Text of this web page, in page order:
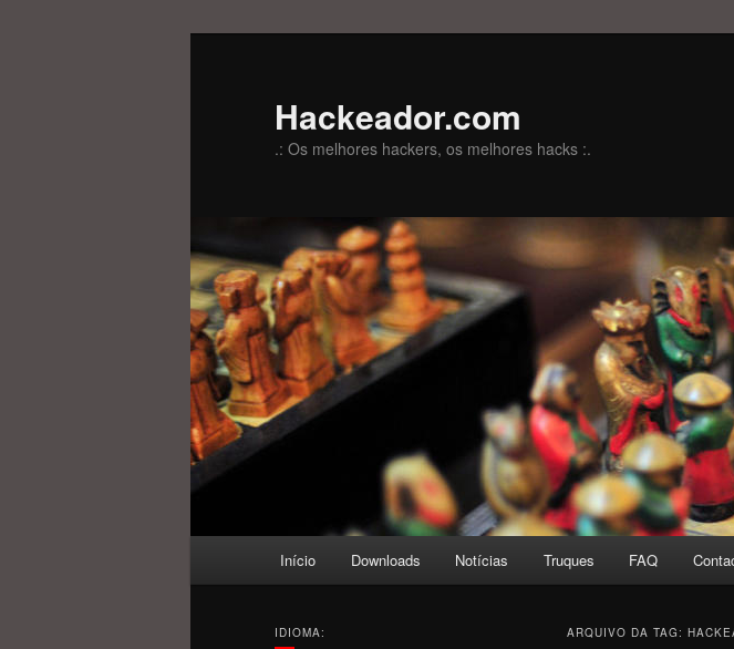
Hackeador.com
.: Os melhores hackers, os melhores hacks :.
Início Downloads Notícias Truques FAQ
ARQUIVO DA TAG:
IDIOMA: